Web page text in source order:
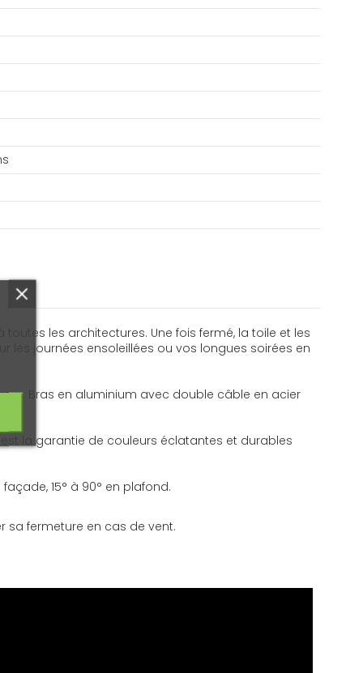
toutes les architectures. Une fois fermé, la toile et les
les journées ensoleillées ou vos longues soirées en
Bras en aluminium avec double câble en acier
la garantie de couleurs éclatantes et durables
15° à 90° en plafond.
fermeture en cas de vent.